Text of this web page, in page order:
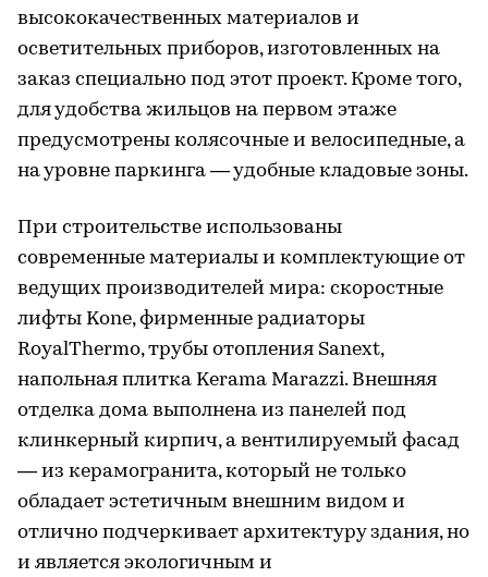
высококачественных материалов и
осветительных приборов, изготовленных на
заказ специально под этот проект. Кроме того,
для удобства жильцов на первом этаже
предусмотрены колясочные и велосипедные, а
на уровне паркинга — удобные кладовые зоны.
При строительстве использованы
современные материалы и комплектующие от
ведущих производителей мира: скоростные
лифты Kone, фирменные радиаторы
RoyalThermo, трубы отопления Sanext,
напольная плитка Kerama Marazzi. Внешняя
отделка дома выполнена из панелей под
клинкерный кирпич, а вентилируемый фасад
— из керамогранита, который не только
обладает эстетичным внешним видом и
отлично подчеркивает архитектуру здания, но
и является экологичным и